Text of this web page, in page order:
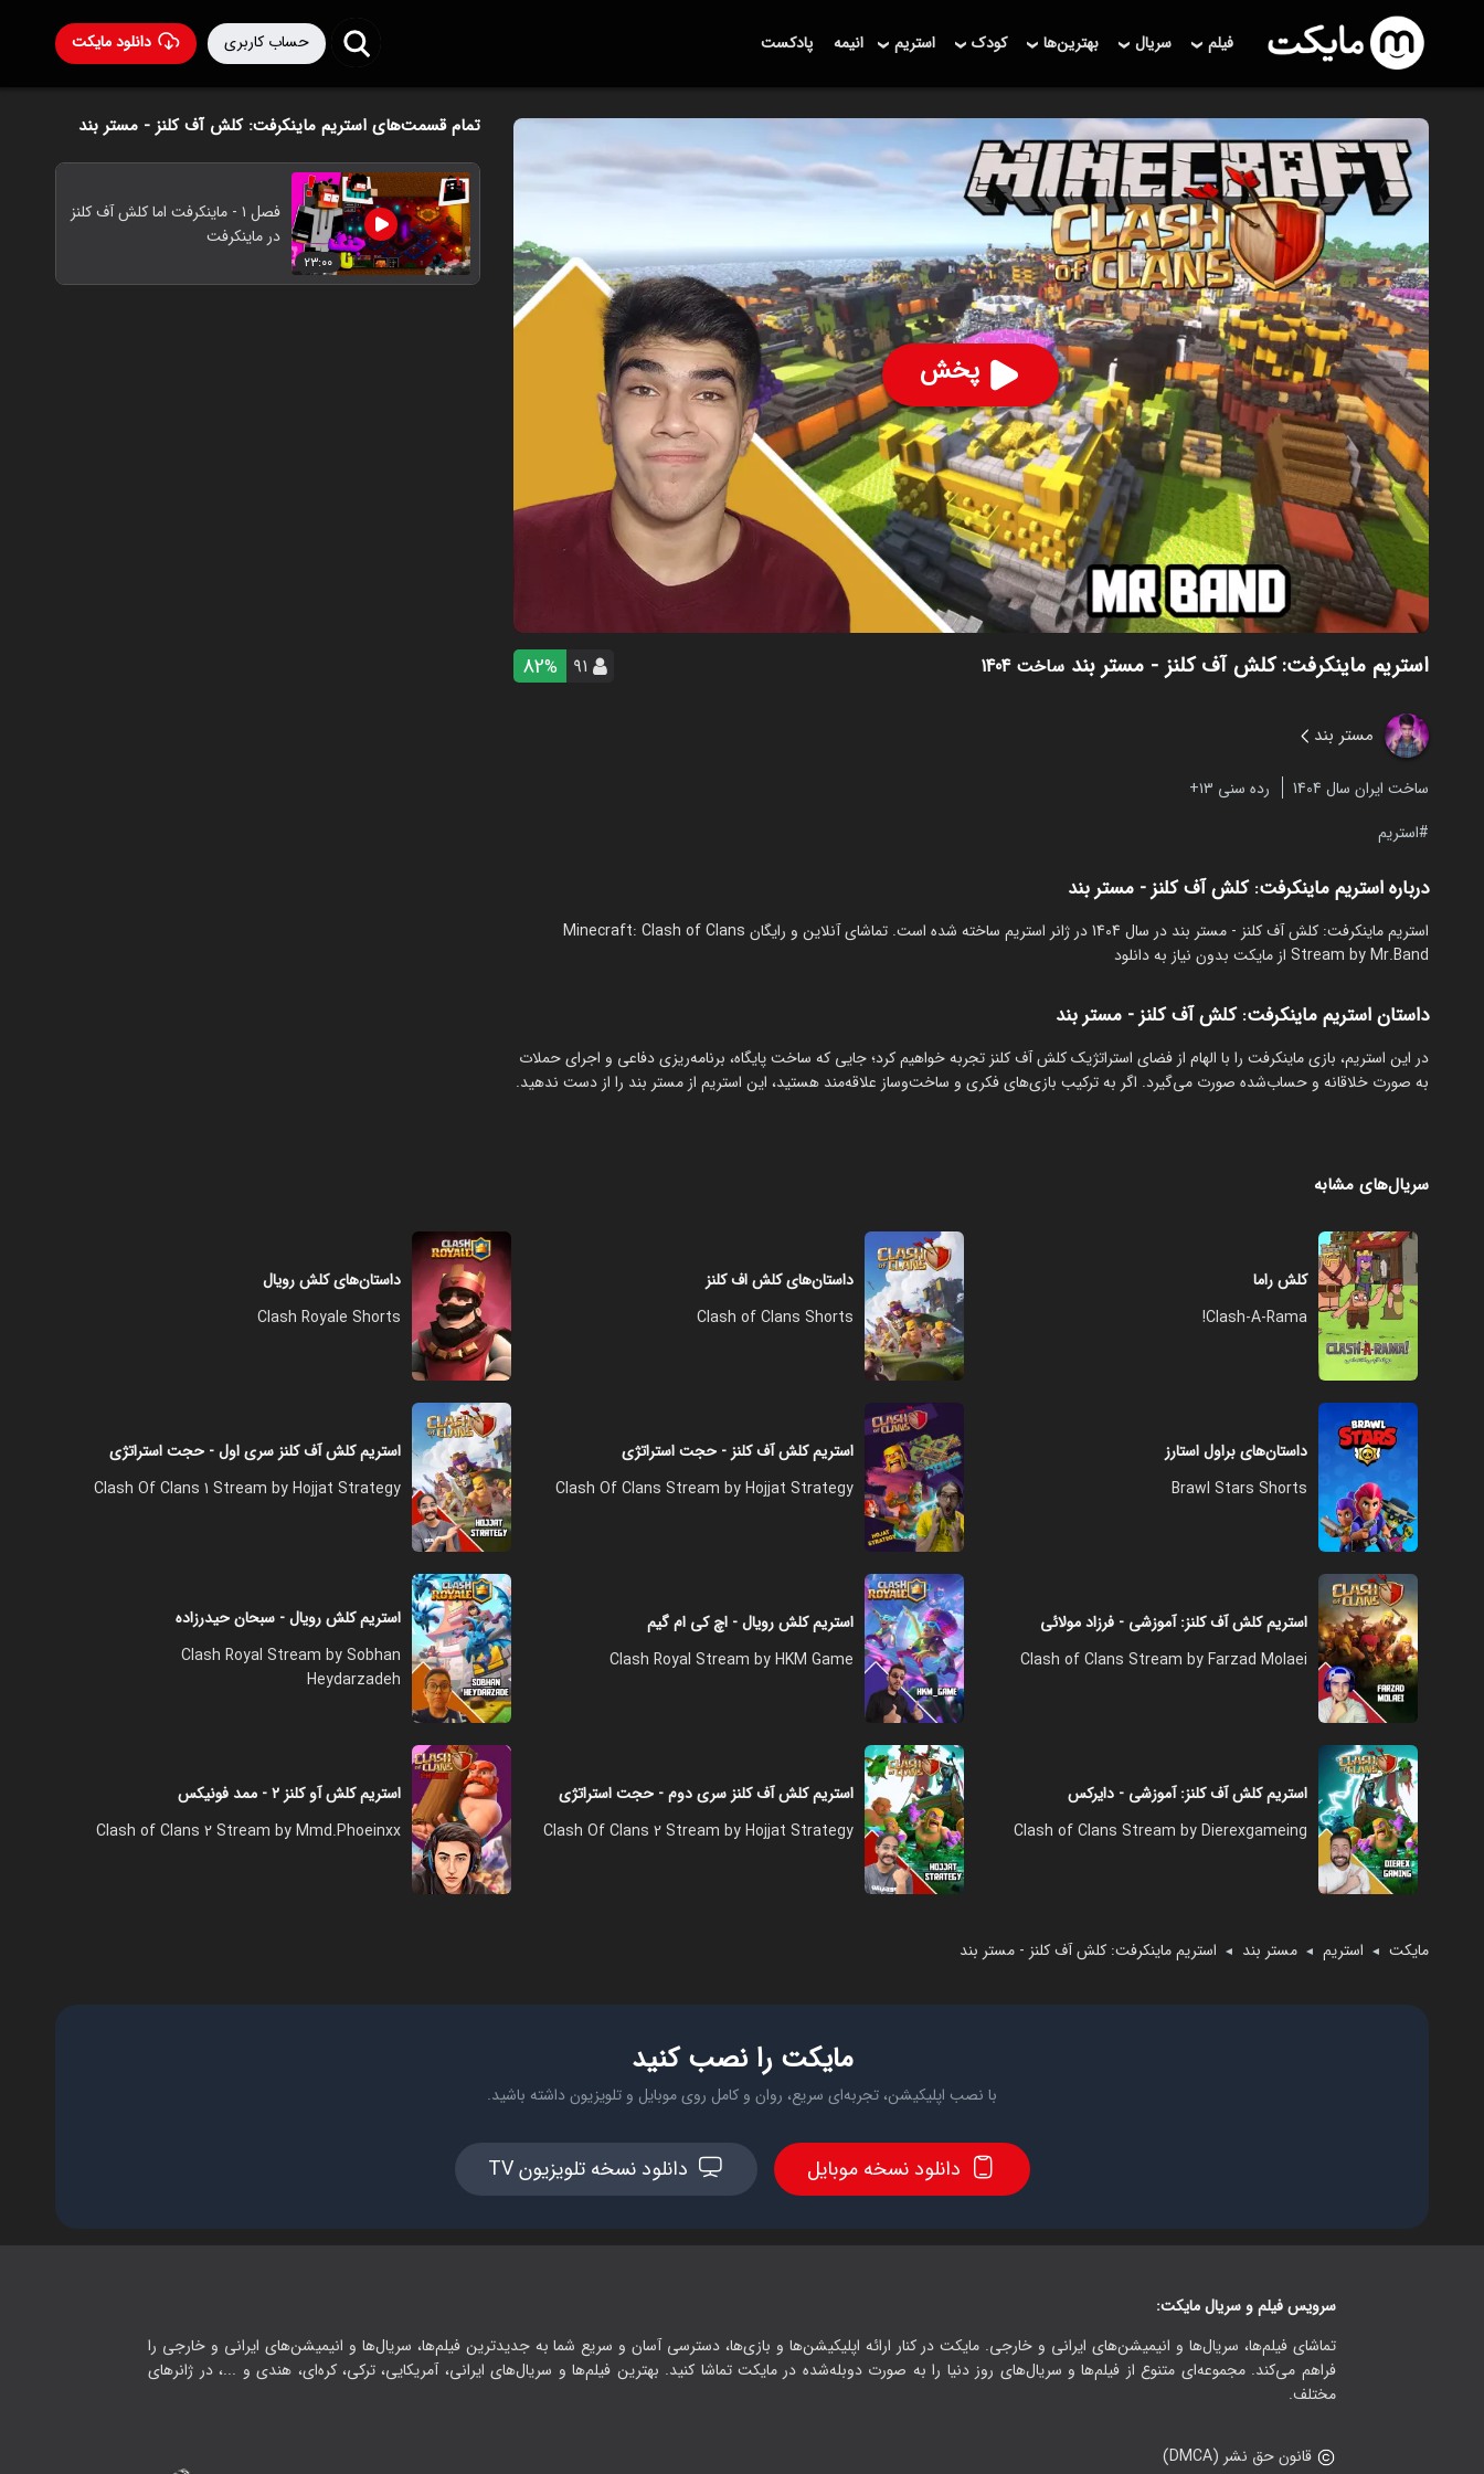
دانلود مایکت حساب کاربری فیلم سریال بهترین‌ها کودک استریم انیمه پادکست
پخش
استریم ماینکرفت: کلش آف کلنز - مستر بند ساخت 1404 ۹۱ 82%
مستر بند
ساخت ایران سال 1404
رده سنی ۱۳+
استریم
درباره استریم ماینکرفت: کلش آف کلنز - مستر بند
استریم ماینکرفت: کلش آف کلنز - مستر بند در سال 1404 در ژانر استریم ساخته شده است. تماشای آنلاین و رایگان Minecraft: Clash of Clans
Stream by Mr.Band از مایکت بدون نیاز به دانلود
داستان استریم ماینکرفت: کلش آف کلنز - مستر بند
‏در این استریم، بازی ماینکرفت را با الهام از فضای استراتژیک کلش آف کلنز تجربه خواهیم کرد؛ جایی که ساخت پایگاه، برنامه‌ریزی دفاعی و اجرای حملات
به صورت خلاقانه و حساب‌شده صورت می‌گیرد. اگر به ترکیب بازی‌های فکری و ساخت‌وساز علاقه‌مند هستید، این استریم از مستر بند را از دست ندهید.
تمام قسمت‌های استریم ماینکرفت: کلش آف کلنز - مستر بند
۲۳:۰۰
فصل ۱ - ماینکرفت اما کلش آف کلنز
در ماینکرفت
سریال‌های مشابه
کلش راما
Clash-A-Rama!
داستان‌های کلش اف کلنز
Clash of Clans Shorts
داستان‌های کلش رویال
Clash Royale Shorts
داستان‌های براول استارز
Brawl Stars Shorts
استریم کلش آف کلنز - حجت استراتژی
Clash Of Clans Stream by Hojjat Strategy
استریم کلش آف کلنز سری اول - حجت استراتژی
Clash Of Clans 1 Stream by Hojjat Strategy
استریم کلش آف کلنز: آموزشی - فرزاد مولائی
Clash of Clans Stream by Farzad Molaei
استریم کلش رویال - اچ کی ام گیم
Clash Royal Stream by HKM Game
استریم کلش رویال - سبحان حیدرزاده
Clash Royal Stream by Sobhan
Heydarzadeh
استریم کلش آف کلنز: آموزشی - دایرکس
Clash of Clans Stream by Dierexgameing
استریم کلش آف کلنز سری دوم - حجت استراتژی
Clash Of Clans 2 Stream by Hojjat Strategy
استریم کلش آو کلنز ۲ - ممد فونیکس
Clash of Clans 2 Stream by Mmd.Phoeinxx
مایکت ◄ استریم ◄ مستر بند ◄ استریم ماینکرفت: کلش آف کلنز - مستر بند
مایکت را نصب کنید
با نصب اپلیکیشن، تجربه‌ای سریع، روان و کامل روی موبایل و تلویزیون داشته باشید.
دانلود نسخه موبایل دانلود نسخه تلویزیون TV
سرویس فیلم و سریال مایکت:
تماشای فیلم‌ها، سریال‌ها و انیمیشن‌های ایرانی و خارجی. مایکت در کنار ارائه اپلیکیشن‌ها و بازی‌ها، دسترسی آسان و سریع شما به جدیدترین فیلم‌ها، سریال‌ها و انیمیشن‌های ایرانی و خارجی را
فراهم می‌کند. مجموعه‌ای متنوع از فیلم‌ها و سریال‌های روز دنیا را به صورت دوبله‌شده در مایکت تماشا کنید. بهترین فیلم‌ها و سریال‌های ایرانی، آمریکایی، ترکی، کره‌ای، هندی و ...، در ژانرهای
مختلف.
قانون حق نشر (DMCA)